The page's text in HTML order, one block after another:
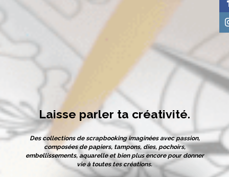
Laisse parler ta créativité.
Des collections de scrapbooking imaginées avec passion,
composées de papiers, tampons, dies, pochoirs,
embellissements, aquarelle et bien plus encore pour donner
vie à toutes tes créations.